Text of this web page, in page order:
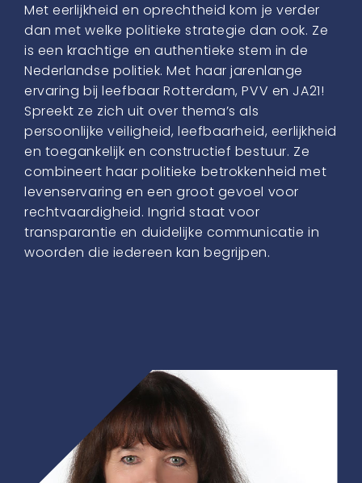
Met eerlijkheid en oprechtheid kom je verder
dan met welke politieke strategie dan ook. Ze
is een krachtige en authentieke stem in de
Nederlandse politiek. Met haar jarenlange
ervaring bij leefbaar Rotterdam, PVV en JA21!
Spreekt ze zich uit over thema’s als
persoonlijke veiligheid, leefbaarheid, eerlijkheid
en toegankelijk en constructief bestuur. Ze
combineert haar politieke betrokkenheid met
levenservaring en een groot gevoel voor
rechtvaardigheid. Ingrid staat voor
transparantie en duidelijke communicatie in
woorden die iedereen kan begrijpen.